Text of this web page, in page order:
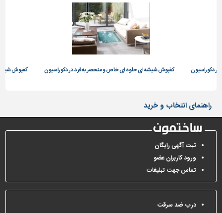
دکوراسیون کفپوش شیشه ای جلوه ای خاص و منحصر به فرد در دکوراسیون کفپوش
راهنمای انتخاب و خرید
ثبت آگهی رایگان
ورود کاربران عضو
تماس جهت تبلیغات
درب ضد سرقت